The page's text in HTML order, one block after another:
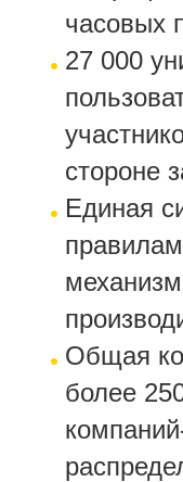
часовых
27 000
стороне
Единая
Общая
более